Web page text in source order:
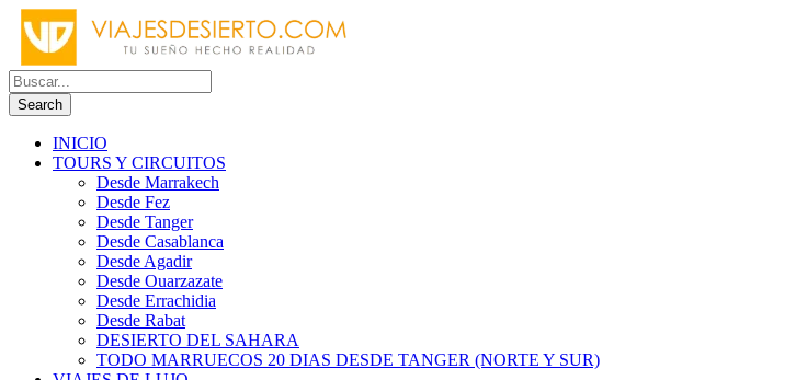
INICIO
TOURS Y CIRCUITOS
Desde Marrakech
Desde Fez
Desde Tanger
Desde Casablanca
Desde Agadir
Desde Ouarzazate
Desde Errachidia
Desde Rabat
DESIERTO DEL SAHARA
TODO MARRUECOS 20 DIAS DESDE TANGER (NORTE Y SUR)